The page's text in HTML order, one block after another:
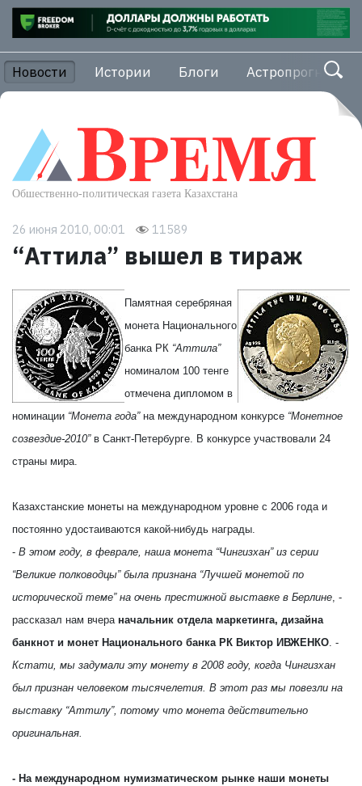
Новости Истории Блоги Астропрогноз
26 июня 2010, 00:01 11589
“Аттила” вышел в тираж
Памятная серебряная
монета Национального
банка РК “Аттила”
номиналом 100 тенге
отмечена дипломом в
номинации “Монета года”на международном конкурсе “Монетное
созвездие-2010” в Санкт-Петербурге. В конкурсе участвовали 24
страны мира.
Казахстанские монеты на международном уровне с 2006 года и
постоянно удостаиваются какой-нибудь награды.
- В этом году, в феврале, наша монета “Чингизхан” из серии
“Великие полководцы” была признана “Лучшей монетой по
исторической теме” на очень престижной выставке в Берлине, -
рассказал нам вчера начальник отдела маркетинга, дизайна
банкнот и монет Национального банка РК Виктор ИВЖЕНКО. -
Кстати, мы задумали эту монету в 2008 году, когда Чингизхан
был признан человеком тысячелетия. В этот раз мы повезли на
выставку “Аттилу”, потому что монета действительно
оригинальная.
- На международном нумизматическом рынке наши монеты